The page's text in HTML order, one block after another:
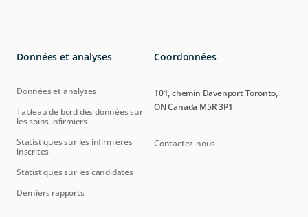
Données et analyses
Données et analyses
Tableau de bord des données sur
les soins infirmiers
Statistiques sur les infirmières
inscrites
Statistiques sur les candidates
Derniers rapports
Coordonnées
101, chemin Davenport Toronto,
ON Canada M5R 3P1
Contactez-nous